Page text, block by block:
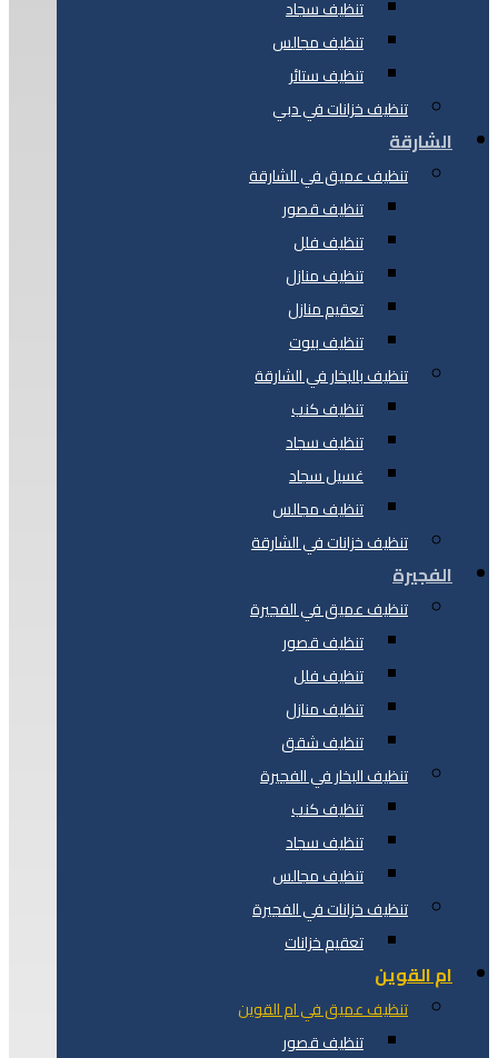
تنظيف سجاد
تنظيف مجالس
تنظيف ستائر
تنظيف خزانات في دبي
الشارقة
تنظيف عميق في الشارقة
تنظيف قصور
تنظيف فلل
تنظيف منازل
تعقيم منازل
تنظيف بيوت
تنظيف بالبخار في الشارقة
تنظيف كنب
تنظيف سجاد
غسيل سجاد
تنظيف مجالس
تنظيف خزانات في الشارقة
الفجيرة
تنظيف عميق في الفجيرة
تنظيف قصور
تنظيف فلل
تنظيف منازل
تنظيف شقق
تنظيف البخار في الفجيرة
تنظيف كنب
تنظيف سجاد
تنظيف مجالس
تنظيف خزانات في الفجيرة
تعقيم خزانات
ام القوين
تنظيف عميق في ام القوين
تنظيف قصور